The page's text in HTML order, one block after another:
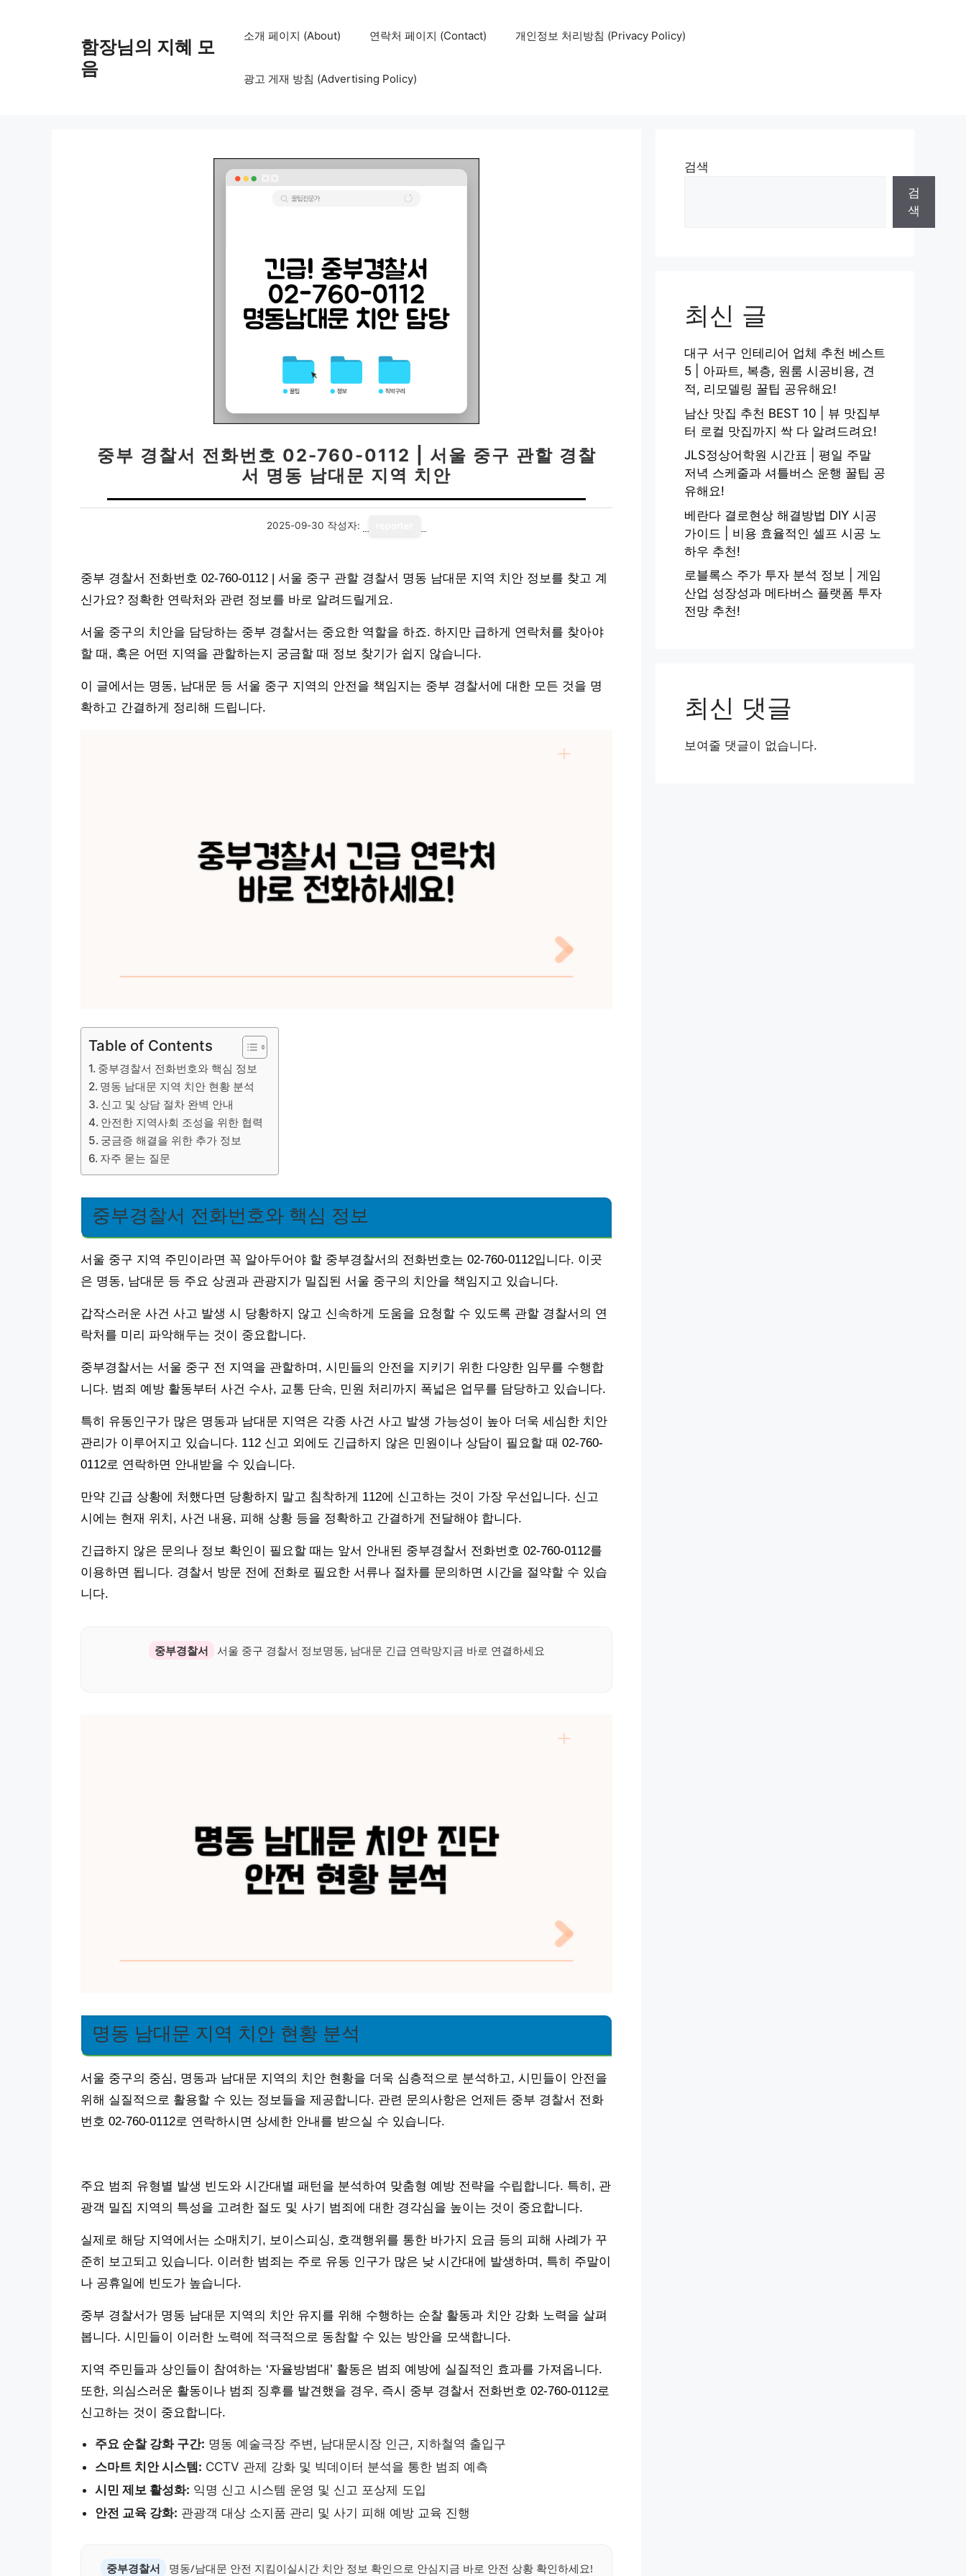
함장님의 지혜 모
음
소개 페이지 (About) 연락처 페이지 (Contact) 개인정보 처리방침 (Privacy Policy)
광고 게재 방침 (Advertising Policy)
중부 경찰서 전화번호 02-760-0112 | 서울 중구 관할 경찰
서 명동 남대문 지역 치안
2025-09-30 작성자:
중부 경찰서 전화번호 02-760-0112 | 서울 중구 관할 경찰서 명동 남대문 지역 치안 정보를 찾고 계
신가요? 정확한 연락처와 관련 정보를 바로 알려드릴게요.
서울 중구의 치안을 담당하는 중부 경찰서는 중요한 역할을 하죠. 하지만 급하게 연락처를 찾아야
할 때, 혹은 어떤 지역을 관할하는지 궁금할 때 정보 찾기가 쉽지 않습니다.
이 글에서는 명동, 남대문 등 서울 중구 지역의 안전을 책임지는 중부 경찰서에 대한 모든 것을 명
확하고 간결하게 정리해 드립니다.
Table of Contents
중부경찰서 전화번호와 핵심 정보
명동 남대문 지역 치안 현황 분석
신고 및 상담 절차 완벽 안내
안전한 지역사회 조성을 위한 협력
궁금증 해결을 위한 추가 정보
자주 묻는 질문
중부경찰서 전화번호와 핵심 정보
서울 중구 지역 주민이라면 꼭 알아두어야 할 중부경찰서의 전화번호는 02-760-0112입니다. 이곳
은 명동, 남대문 등 주요 상권과 관광지가 밀집된 서울 중구의 치안을 책임지고 있습니다.
갑작스러운 사건 사고 발생 시 당황하지 않고 신속하게 도움을 요청할 수 있도록 관할 경찰서의 연
락처를 미리 파악해두는 것이 중요합니다.
중부경찰서는 서울 중구 전 지역을 관할하며, 시민들의 안전을 지키기 위한 다양한 임무를 수행합
니다. 범죄 예방 활동부터 사건 수사, 교통 단속, 민원 처리까지 폭넓은 업무를 담당하고 있습니다.
특히 유동인구가 많은 명동과 남대문 지역은 각종 사건 사고 발생 가능성이 높아 더욱 세심한 치안
관리가 이루어지고 있습니다. 112 신고 외에도 긴급하지 않은 민원이나 상담이 필요할 때 02-760-
0112로 연락하면 안내받을 수 있습니다.
만약 긴급 상황에 처했다면 당황하지 말고 침착하게 112에 신고하는 것이 가장 우선입니다. 신고
시에는 현재 위치, 사건 내용, 피해 상황 등을 정확하고 간결하게 전달해야 합니다.
긴급하지 않은 문의나 정보 확인이 필요할 때는 앞서 안내된 중부경찰서 전화번호 02-760-0112를
이용하면 됩니다. 경찰서 방문 전에 전화로 필요한 서류나 절차를 문의하면 시간을 절약할 수 있습
니다.
중부경찰서 서울 중구 경찰서 정보명동, 남대문 긴급 연락망지금 바로 연결하세요
명동 남대문 지역 치안 현황 분석
서울 중구의 중심, 명동과 남대문 지역의 치안 현황을 더욱 심층적으로 분석하고, 시민들이 안전을
위해 실질적으로 활용할 수 있는 정보들을 제공합니다. 관련 문의사항은 언제든 중부 경찰서 전화
번호 02-760-0112로 연락하시면 상세한 안내를 받으실 수 있습니다.
주요 범죄 유형별 발생 빈도와 시간대별 패턴을 분석하여 맞춤형 예방 전략을 수립합니다. 특히, 관
광객 밀집 지역의 특성을 고려한 절도 및 사기 범죄에 대한 경각심을 높이는 것이 중요합니다.
실제로 해당 지역에서는 소매치기, 보이스피싱, 호객행위를 통한 바가지 요금 등의 피해 사례가 꾸
준히 보고되고 있습니다. 이러한 범죄는 주로 유동 인구가 많은 낮 시간대에 발생하며, 특히 주말이
나 공휴일에 빈도가 높습니다.
중부 경찰서가 명동 남대문 지역의 치안 유지를 위해 수행하는 순찰 활동과 치안 강화 노력을 살펴
봅니다. 시민들이 이러한 노력에 적극적으로 동참할 수 있는 방안을 모색합니다.
지역 주민들과 상인들이 참여하는 ‘자율방범대’ 활동은 범죄 예방에 실질적인 효과를 가져옵니다.
또한, 의심스러운 활동이나 범죄 징후를 발견했을 경우, 즉시 중부 경찰서 전화번호 02-760-0112로
신고하는 것이 중요합니다.
주요 순찰 강화 구간: 명동 예술극장 주변, 남대문시장 인근, 지하철역 출입구
스마트 치안 시스템: CCTV 관제 강화 및 빅데이터 분석을 통한 범죄 예측
시민 제보 활성화: 익명 신고 시스템 운영 및 신고 포상제 도입
안전 교육 강화: 관광객 대상 소지품 관리 및 사기 피해 예방 교육 진행
중부경찰서 명동/남대문 안전 지킴이실시간 치안 정보 확인으로 안심지금 바로 안전 상황 확인하세요!
검색
검
색
최신 글
대구 서구 인테리어 업체 추천 베스트
5 | 아파트, 복층, 원룸 시공비용, 견
적, 리모델링 꿀팁 공유해요!
남산 맛집 추천 BEST 10 | 뷰 맛집부
터 로컬 맛집까지 싹 다 알려드려요!
JLS정상어학원 시간표 | 평일 주말
저녁 스케줄과 셔틀버스 운행 꿀팁 공
유해요!
베란다 결로현상 해결방법 DIY 시공
가이드 | 비용 효율적인 셀프 시공 노
하우 추천!
로블록스 주가 투자 분석 정보 | 게임
산업 성장성과 메타버스 플랫폼 투자
전망 추천!
최신 댓글
보여줄 댓글이 없습니다.